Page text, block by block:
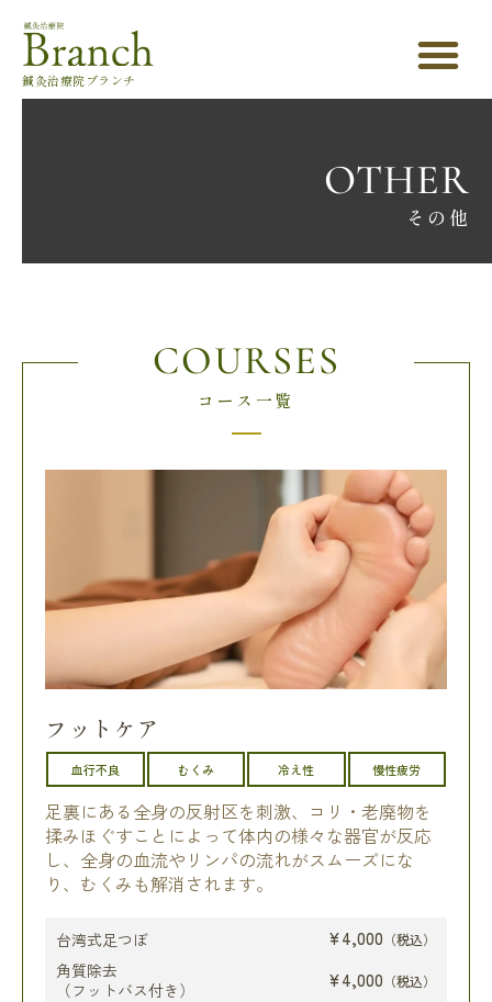
鍼灸治療院ブランチ
OTHER
その他
COURSES
コース一覧
フットケア
血行不良 むくみ 冷え性 慢性疲労
足裏にある全身の反射区を刺激、コリ・老廃物を
揉みほぐすことによって体内の様々な器官が反応
し、全身の血流やリンパの流れがスムーズにな
り、むくみも解消されます。
台湾式足つぼ ¥4,000 （税込）
角質除去
（フットバス付き）
¥4,000 （税込）